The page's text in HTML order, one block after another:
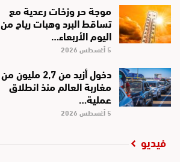
موجة حر وزخات رعدية مع
تساقط البرد وهبات رياح من
اليوم الأربعاء…
5 أغسطس 2026
دخول أزيد من 2,7 مليون من
مغاربة العالم منذ انطلاق
عملية…
5 أغسطس 2026
فيديو